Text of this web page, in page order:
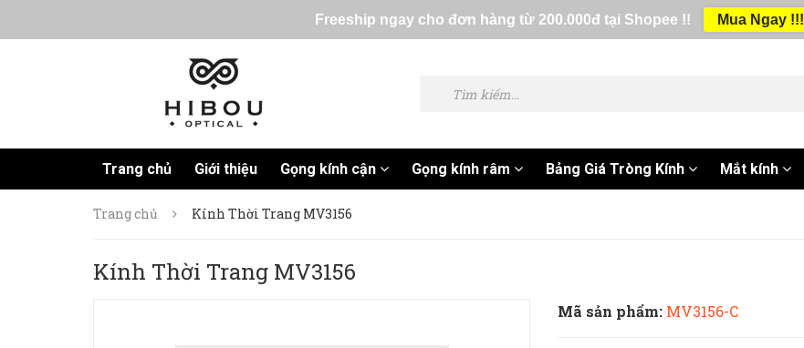
Trang chủ Giới thiệu Gọng kính cận Gọng kính râm Bảng Giá Tròng Kính Mắt kính
Trang chủ Kính Thời Trang MV3156
Kính Thời Trang MV3156
Mã sản phẩm: MV3156-C
Freeship ngay cho đơn hàng từ 200.000đ tại Shopee !! Mua Ngay !!!